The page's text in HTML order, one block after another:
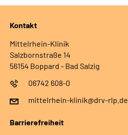
Kontakt
Mittelrhein-Klinik
Salzbornstraße 14
56154 Boppard - Bad Salzig
06742 608-0
mittelrhein-klinik@drv-rlp.de
Barrierefreiheit